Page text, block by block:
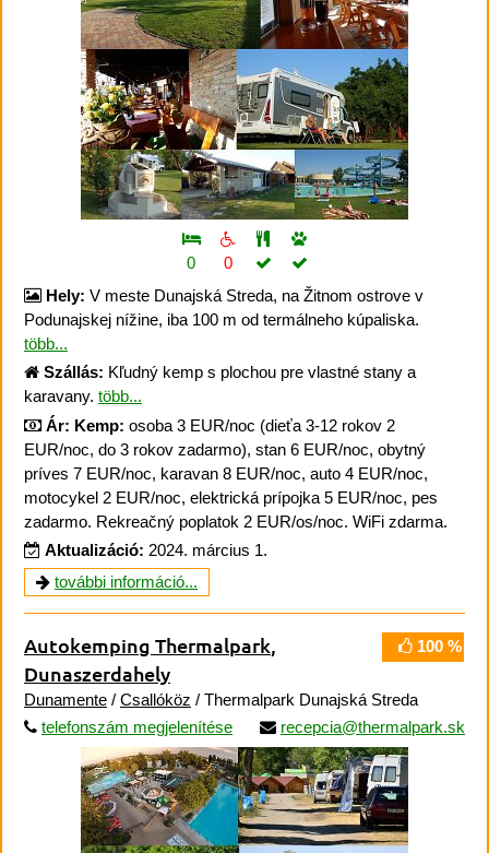
0
0
Hely: V meste Dunajská Streda, na Žitnom ostrove v
Podunajskej nížine, iba 100 m od termálneho kúpaliska.
több...
Szállás: Kľudný kemp s plochou pre vlastné stany a
karavany. több...
Ár: Kemp: osoba 3 EUR/noc (dieťa 3-12 rokov 2
EUR/noc, do 3 rokov zadarmo), stan 6 EUR/noc, obytný
príves 7 EUR/noc, karavan 8 EUR/noc, auto 4 EUR/noc,
motocykel 2 EUR/noc, elektrická prípojka 5 EUR/noc, pes
zadarmo. Rekreačný poplatok 2 EUR/os/noc. WiFi zdarma.
Aktualizáció: 2024. március 1.
további információ...
100 %
Autokemping Thermalpark,
Dunaszerdahely
Dunamente / Csallóköz / Thermalpark Dunajská Streda
telefonszám megjelenítése
recepcia@thermalpark.sk